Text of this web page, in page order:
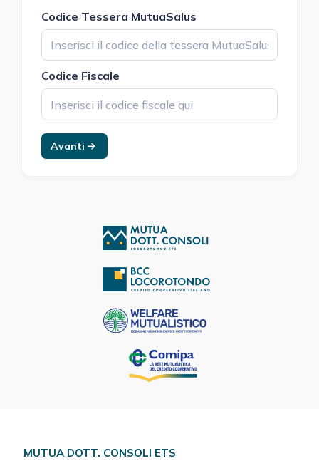
Codice Tessera MutuaSalus
Codice Fiscale
Avanti
MUTUA DOTT. CONSOLI ETS